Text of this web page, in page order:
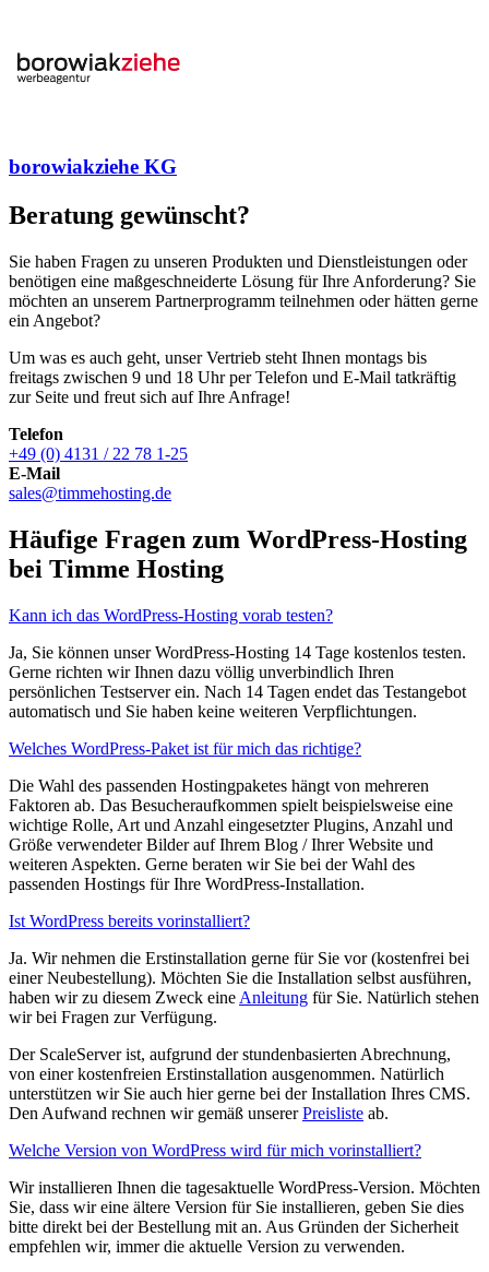
borowiakziehe KG
Beratung gewünscht?
Sie haben Fragen zu unseren Produkten und Dienstleistungen oder
benötigen eine maßgeschneiderte Lösung für Ihre Anforderung? Sie
möchten an unserem Partnerprogramm teilnehmen oder hätten gerne
ein Angebot?
Um was es auch geht, unser Vertrieb steht Ihnen montags bis
freitags zwischen 9 und 18 Uhr per Telefon und E-Mail tatkräftig
zur Seite und freut sich auf Ihre Anfrage!
Telefon
+49 (0) 4131 / 22 78 1-25
E-Mail
sales@timmehosting.de
Häufige Fragen zum WordPress-Hosting
bei Timme Hosting
Kann ich das WordPress-Hosting vorab testen?
Ja, Sie können unser WordPress-Hosting 14 Tage kostenlos testen.
Gerne richten wir Ihnen dazu völlig unverbindlich Ihren
persönlichen Testserver ein. Nach 14 Tagen endet das Testangebot
automatisch und Sie haben keine weiteren Verpflichtungen.
Welches WordPress-Paket ist für mich das richtige?
Die Wahl des passenden Hostingpaketes hängt von mehreren
Faktoren ab. Das Besucheraufkommen spielt beispielsweise eine
wichtige Rolle, Art und Anzahl eingesetzter Plugins, Anzahl und
Größe verwendeter Bilder auf Ihrem Blog / Ihrer Website und
weiteren Aspekten. Gerne beraten wir Sie bei der Wahl des
passenden Hostings für Ihre WordPress-Installation.
Ist WordPress bereits vorinstalliert?
Ja. Wir nehmen die Erstinstallation gerne für Sie vor (kostenfrei bei
einer Neubestellung). Möchten Sie die Installation selbst ausführen,
haben wir zu diesem Zweck eine Anleitung für Sie. Natürlich stehen
wir bei Fragen zur Verfügung.
Der ScaleServer ist, aufgrund der stundenbasierten Abrechnung,
von einer kostenfreien Erstinstallation ausgenommen. Natürlich
unterstützen wir Sie auch hier gerne bei der Installation Ihres CMS.
Den Aufwand rechnen wir gemäß unsererPreisliste ab.
Welche Version von WordPress wird für mich vorinstalliert?
Wir installieren Ihnen die tagesaktuelle WordPress-Version. Möchten
Sie, dass wir eine ältere Version für Sie installieren, geben Sie dies
bitte direkt bei der Bestellung mit an. Aus Gründen der Sicherheit
empfehlen wir, immer die aktuelle Version zu verwenden.